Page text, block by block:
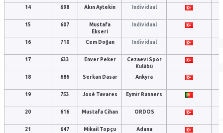
14 698 Akın Aytekin Individual
15 607
Mustafa
Ekseri
Individual
16 710 Cem Doğan Individual
17 633 Enver Peker
Cezaevi Spor
Kulübü
18
686 Serkan Dasar Ankyra
19 753 José Tavares Eymir Runners
20 616 Mustafa Cihan ORDOS
21 647 Mikail Topçu
Adana